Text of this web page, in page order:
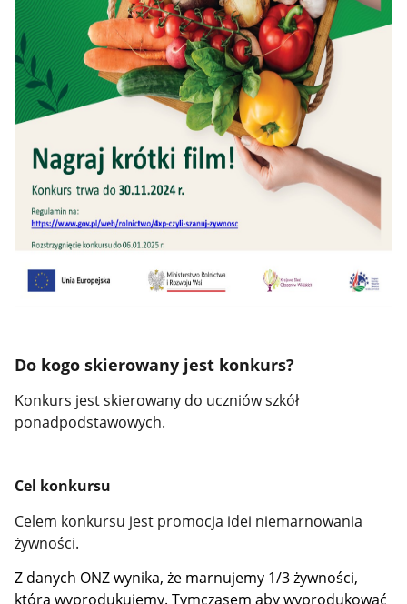
Do kogo skierowany jest konkurs?
Konkurs jest skierowany do uczniów szkół
ponadpodstawowych.
Cel konkursu
Celem konkursu jest promocja idei niemarnowania
żywności.
Z danych ONZ wynika, że marnujemy 1/3 żywności,
którą wyprodukujemy. Tymczasem aby wyprodukować